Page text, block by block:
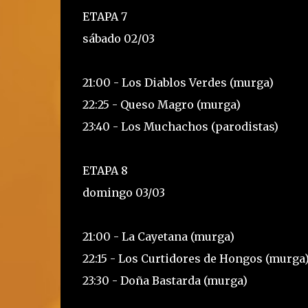
ETAPA 7
sábado 02/03
21:00 - Los Diablos Verdes (murga)
22:25 - Queso Magro (murga)
23:40 - Los Muchachos (parodistas)
ETAPA 8
domingo 03/03
21:00 - La Cayetana (murga)
22:15 - Los Curtidores de Hongos
23:30 - Doña Bastarda (murga)